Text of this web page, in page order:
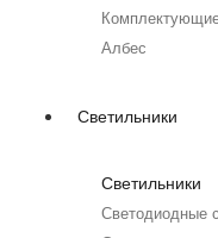
Албес
Светильники
Светильники
Светодиодные